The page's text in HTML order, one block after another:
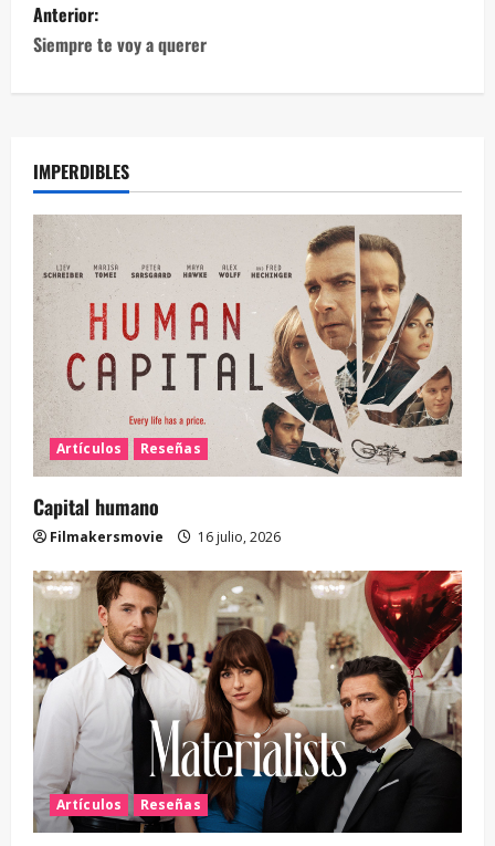
Anterior:
Siempre te voy a querer
IMPERDIBLES
Artículos Reseñas
Capital humano
Filmakersmovie 16 julio, 2026
Artículos Reseñas